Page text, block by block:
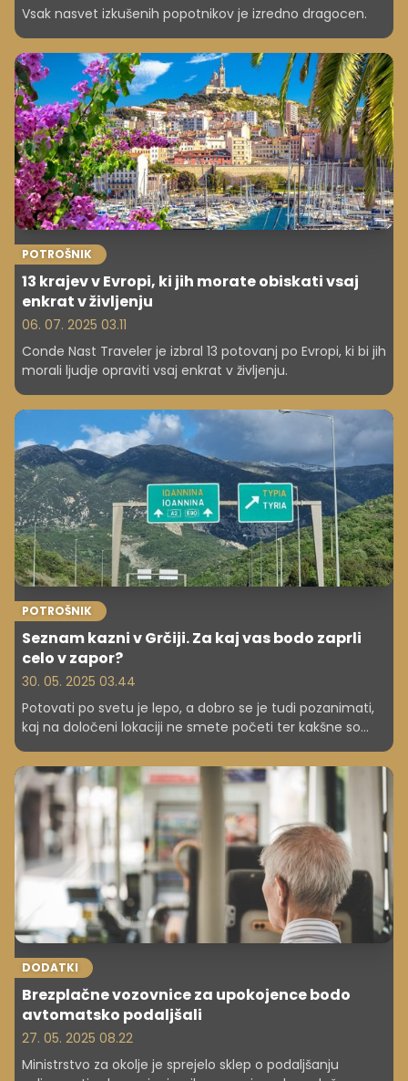
Vsak nasvet izkušenih popotnikov je izredno dragocen.
POTROŠNIK
13 krajev v Evropi, ki jih morate obiskati vsaj
enkrat v življenju
06. 07. 2025 03.11
Conde Nast Traveler je izbral 13 potovanj po Evropi, ki bi jih
morali ljudje opraviti vsaj enkrat v življenju.
POTROŠNIK
Seznam kazni v Grčiji. Za kaj vas bodo zaprli
celo v zapor?
30. 05. 2025 03.44
Potovati po svetu je lepo, a dobro se je tudi pozanimati,
kaj na določeni lokaciji ne smete početi ter kakšne so
zagrožene kazni. Kako je v Grčiji, Severni Makedoniji in
Bolgariji?
DODATKI
Brezplačne vozovnice za upokojence bodo
avtomatsko podaljšali
27. 05. 2025 08.22
Ministrstvo za okolje je sprejelo sklep o podaljšanju